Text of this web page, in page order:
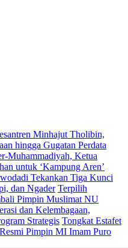
Minhajut Tholibin,
hingga Gugatan Perdata
Muhammadiyah, Ketua
untuk ‘Kampung Aren’
Tekankan Tiga Kunci
dan Ngader Terpilih
Pimpin Muslimat NU
dan Kelembagaan,
Strategis Tongkat Estafet
Pimpin MI Imam Puro